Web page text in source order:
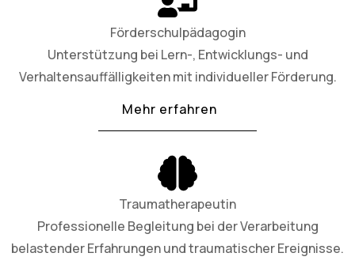
Förderschulpädagogin
Unterstützung bei Lern-, Entwicklungs- und
Verhaltensauffälligkeiten mit individueller Förderung.
Mehr erfahren
Traumatherapeutin
Professionelle Begleitung bei der Verarbeitung
belastender Erfahrungen und traumatischer Ereignisse.